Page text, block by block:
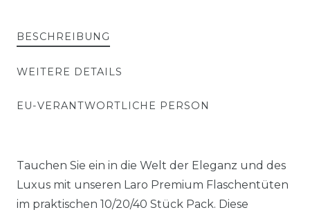
BESCHREIBUNG
WEITERE DETAILS
EU-VERANTWORTLICHE PERSON
Tauchen Sie ein in die Welt der Eleganz und des
Luxus mit unseren Laro Premium Flaschentüten
im praktischen 10/20/40 Stück Pack. Diese